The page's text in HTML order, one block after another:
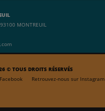
© TOUS DROITS RÉSERVÉS
Retrouvez-nous sur Instagram
MONTREUIL